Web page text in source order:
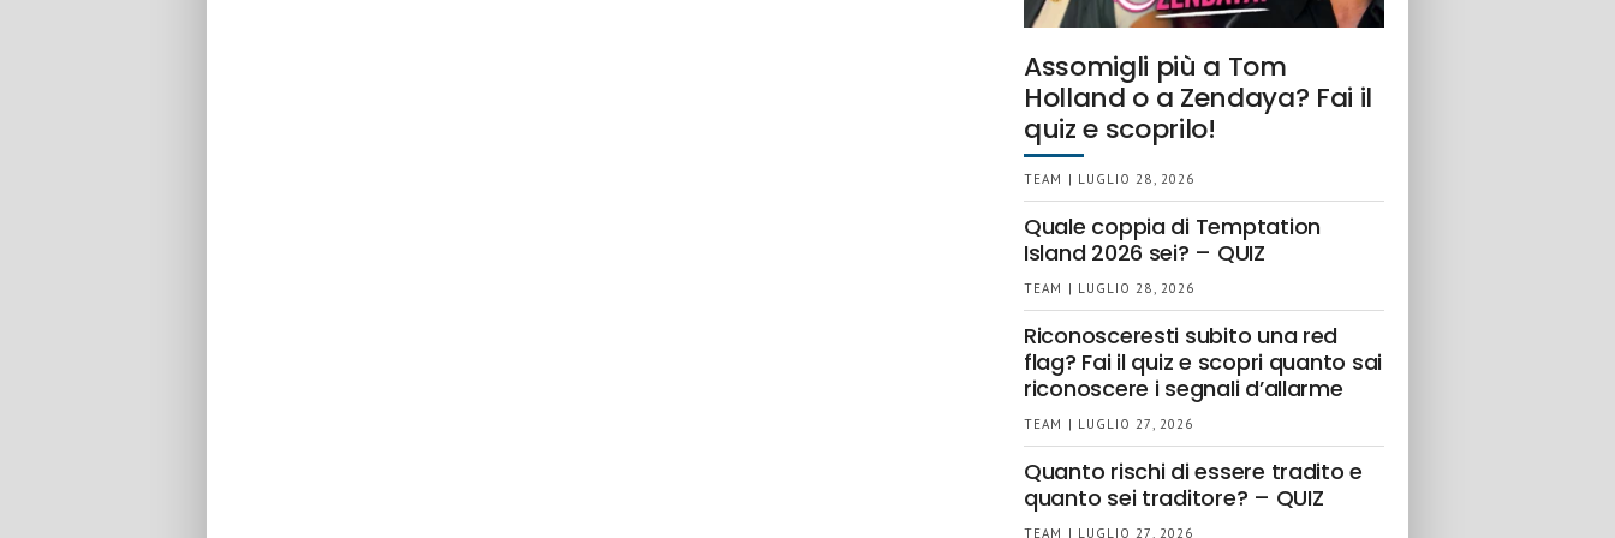
Assomigli più a Tom
Holland o a Zendaya? Fai il
quiz e scoprilo!
TEAM | LUGLIO 28, 2026
Quale coppia di Temptation
Island 2026 sei? – QUIZ
TEAM | LUGLIO 28, 2026
Riconosceresti subito una red
flag? Fai il quiz e scopri quanto sai
riconoscere i segnali d’allarme
TEAM | LUGLIO 27, 2026
Quanto rischi di essere tradito e
quanto sei traditore? – QUIZ
TEAM | LUGLIO 27, 2026